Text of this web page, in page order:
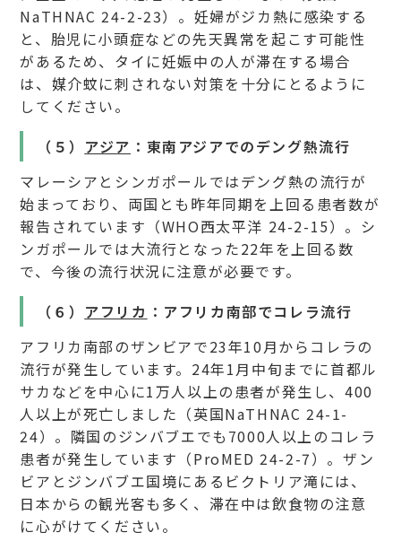
NaTHNAC 24-2-23）。妊婦がジカ熱に感染する
と、胎児に小頭症などの先天異常を起こす可能性
があるため、タイに妊娠中の人が滞在する場合
は、媒介蚊に刺されない対策を十分にとるように
してください。
（５） アジア ：東南アジアでのデング熱流行
マレーシアとシンガポールではデング熱の流行が
始まっており、両国とも昨年同期を上回る患者数が
報告されています（WHO西太平洋 24-2-15）。シ
ンガポールでは大流行となった22年を上回る数
で、今後の流行状況に注意が必要です。
（６） アフリカ ：アフリカ南部でコレラ流行
アフリカ南部のザンビアで23年10月からコレラの
流行が発生しています。24年1月中旬までに首都ル
サカなどを中心に1万人以上の患者が発生し、400
人以上が死亡しました（英国NaTHNAC 24-1-
24）。隣国のジンバブエでも7000人以上のコレラ
患者が発生しています（ProMED 24-2-7）。ザン
ビアとジンバブエ国境にあるビクトリア滝には、
日本からの観光客も多く、滞在中は飲食物の注意
に心がけてください。